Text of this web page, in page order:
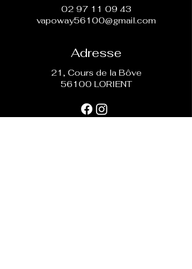
02 97 11 09 43
vapoway56100@gmail.com
Adresse
21, Cours de la Bôve
56100 LORIENT